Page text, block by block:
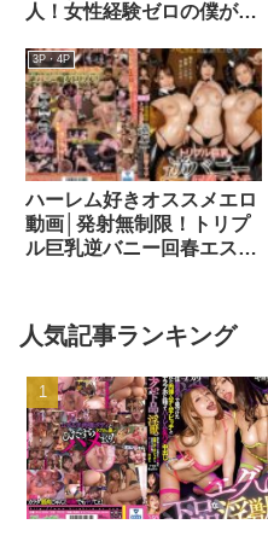
人！女性経験ゼロの僕がボ
との夢の同居生活！初めて
見る女家族のパンチラ胸チ
ラに僕のチ○ポは毎日絶倫
状態で、ママも姉さんも熱
いマ○コで歓迎してくれま
した1sw00460
3P・4P
ハーレム好きオススメエロ
動画│発射無制限！トリプ
ル巨乳逆バニー回春エステ
人気記事ランキング